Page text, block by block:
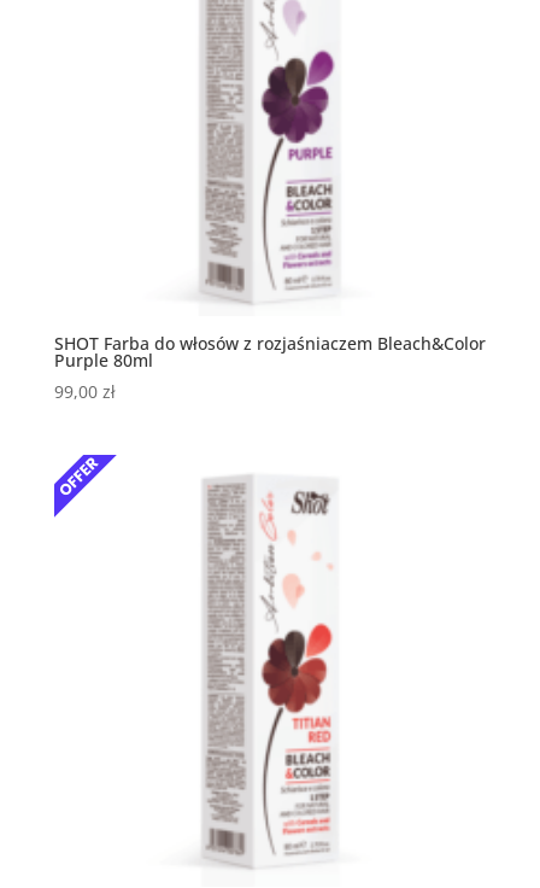
SHOT Farba do włosów z rozjaśniaczem Bleach&Color
Purple 80ml
99,00 zł